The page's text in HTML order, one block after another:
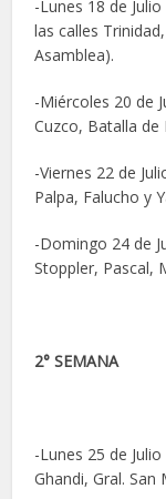
-Lunes 18 de
las calles
Asamblea).
-Miércoles 20 de
Cuzco, Batalla de
-Viernes 22 de
Palpa, Falucho y
-Domingo 24 de
Stoppler, Pascal,
2° SEMANA
-Lunes 25 de
Ghandi, Gral. San